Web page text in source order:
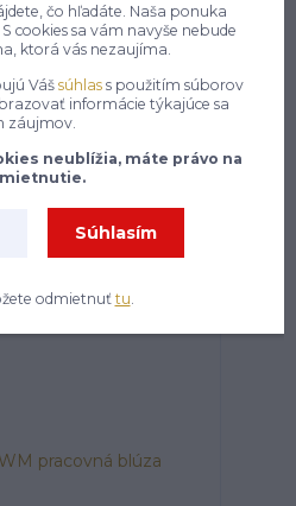
blúza gray M-3XL
€
čo hľadáte. Naša ponuka
cookies sa vám navyše nebude
ktorá vás nezaujíma.
Vášsúhlas s použitím súborov
informácie týkajúce sa
záujmov.
neublížia, máte právo na
Súhlasím
odmietnuť tu